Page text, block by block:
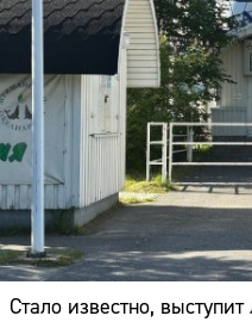
Стало известно,